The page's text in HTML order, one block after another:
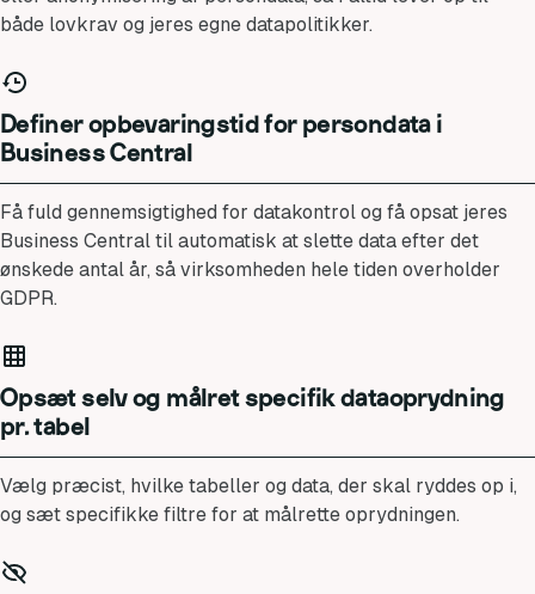
både lovkrav og jeres egne datapolitikker.
Definer opbevaringstid for persondata i
Business Central
Få fuld gennemsigtighed for datakontrol og få opsat jeres
Business Central til automatisk at slette data efter det
ønskede antal år, så virksomheden hele tiden overholder
GDPR.
Opsæt selv og målret specifik dataoprydning
pr. tabel
Vælg præcist, hvilke tabeller og data, der skal ryddes op i,
og sæt specifikke filtre for at målrette oprydningen.